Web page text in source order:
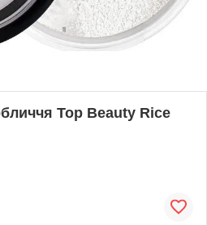
Top Beauty Rice